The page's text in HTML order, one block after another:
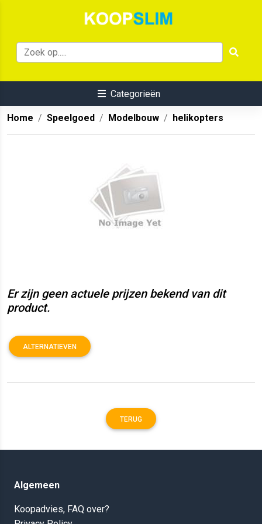
Categorieën
Home Speelgoed Modelbouw helikopters
Er zijn geen actuele prijzen bekend van dit
product.
ALTERNATIEVEN
TERUG
Algemeen
Koopadvies, FAQ over?